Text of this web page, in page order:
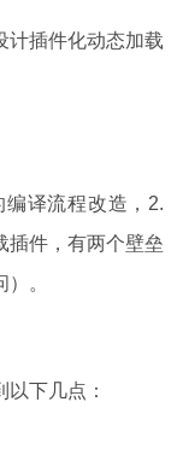
计插件化动态加载
译流程改造，2.
插件，有两个壁垒
。
下几点：